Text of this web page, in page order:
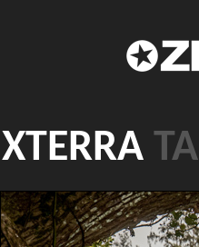
XTERRA